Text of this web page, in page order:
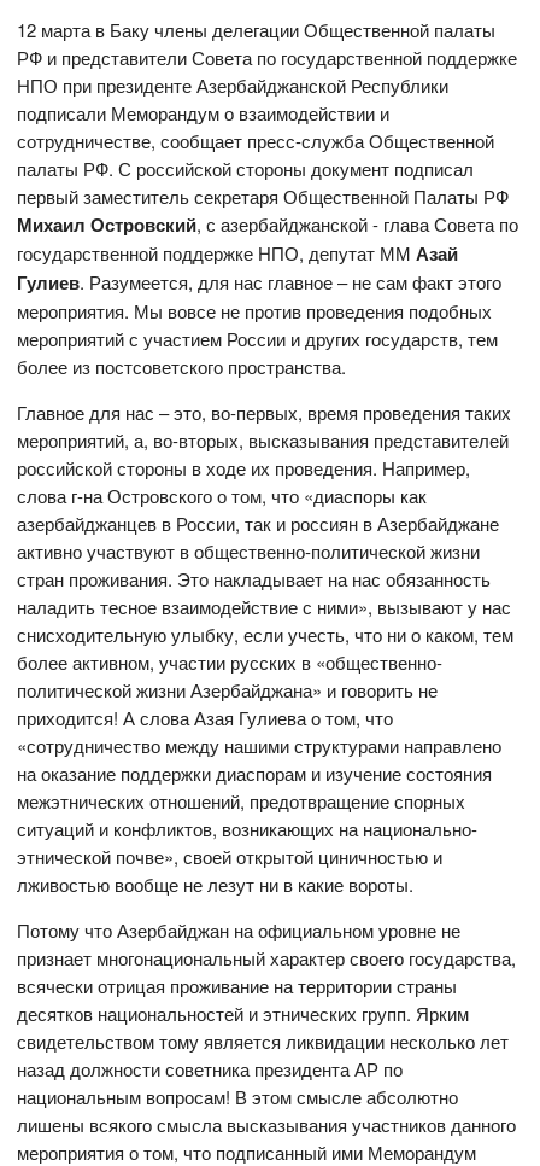
12 марта в Баку члены делегации Общественной палаты
РФ и представители Совета по государственной поддержке
НПО при президенте Азербайджанской Республики
подписали Меморандум о взаимодействии и
сотрудничестве, сообщает пресс-служба Общественной
палаты РФ. С российской стороны документ подписал
первый заместитель секретаря Общественной Палаты РФ
Михаил Островский, с азербайджанской - глава Совета по
государственной поддержке НПО, депутат ММАзай
Гулиев. Разумеется, для нас главное – не сам факт этого
мероприятия. Мы вовсе не против проведения подобных
мероприятий с участием России и других государств, тем
более из постсоветского пространства.
Главное для нас – это, во-первых, время проведения таких
мероприятий, а, во-вторых, высказывания представителей
российской стороны в ходе их проведения. Например,
слова г-на Островского о том, что «диаспоры как
азербайджанцев в России, так и россиян в Азербайджане
активно участвуют в общественно-политической жизни
стран проживания. Это накладывает на нас обязанность
наладить тесное взаимодействие с ними», вызывают у нас
снисходительную улыбку, если учесть, что ни о каком, тем
более активном, участии русских в «общественно-
политической жизни Азербайджана» и говорить не
приходится! А слова Азая Гулиева о том, что
«сотрудничество между нашими структурами направлено
на оказание поддержки диаспорам и изучение состояния
межэтнических отношений, предотвращение спорных
ситуаций и конфликтов, возникающих на национально-
этнической почве», своей открытой циничностью и
лживостью вообще не лезут ни в какие вороты.
Потому что Азербайджан на официальном уровне не
признает многонациональный характер своего государства,
всячески отрицая проживание на территории страны
десятков национальностей и этнических групп. Ярким
свидетельством тому является ликвидации несколько лет
назад должности советника президента АР по
национальным вопросам! В этом смысле абсолютно
лишены всякого смысла высказывания участников данного
мероприятия о том, что подписанный ими Меморандум